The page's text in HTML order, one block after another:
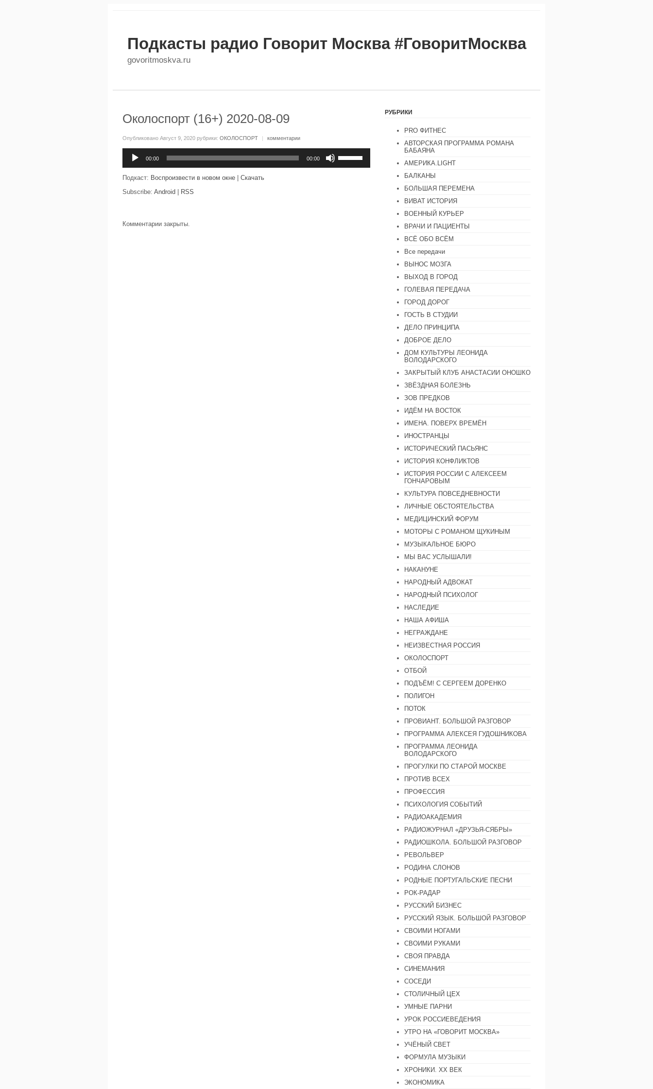
Подкасты радио Говорит Москва #ГоворитМосква
govoritmoskva.ru
Околоспорт (16+) 2020-08-09
Опубликовано Август 9, 2020 рубрики: ОКОЛОСПОРТ | комментарии
00:00 00:00
клавиши
Подкаст: Воспроизвести в новом окне
Скачать
Subscribe: Android RSS
Комментарии закрыты.
РУБРИКИ
PRO ФИТНЕС
АВТОРСКАЯ ПРОГРАММА РОМАНА
БАБАЯНА
АМЕРИКА.LIGHT
БАЛКАНЫ
БОЛЬШАЯ ПЕРЕМЕНА
ВИВАТ ИСТОРИЯ
ВОЕННЫЙ КУРЬЕР
ВРАЧИ И ПАЦИЕНТЫ
ВСЁ ОБО ВСЁМ
Все передачи
ВЫНОС МОЗГА
ВЫХОД В ГОРОД
ГОЛЕВАЯ ПЕРЕДАЧА
ГОРОД ДОРОГ
ГОСТЬ В СТУДИИ
ДЕЛО ПРИНЦИПА
ДОБРОЕ ДЕЛО
ДОМ КУЛЬТУРЫ ЛЕОНИДА
ВОЛОДАРСКОГО
ЗАКРЫТЫЙ КЛУБ АНАСТАСИИ ОНОШКО
ЗВЁЗДНАЯ БОЛЕЗНЬ
ЗОВ ПРЕДКОВ
ИДЁМ НА ВОСТОК
ИМЕНА. ПОВЕРХ ВРЕМЁН
ИНОСТРАНЦЫ
ИСТОРИЧЕСКИЙ ПАСЬЯНС
ИСТОРИЯ КОНФЛИКТОВ
ИСТОРИЯ РОССИИ С АЛЕКСЕЕМ
ГОНЧАРОВЫМ
КУЛЬТУРА ПОВСЕДНЕВНОСТИ
ЛИЧНЫЕ ОБСТОЯТЕЛЬСТВА
МЕДИЦИНСКИЙ ФОРУМ
МОТОРЫ С РОМАНОМ ЩУКИНЫМ
МУЗЫКАЛЬНОЕ БЮРО
МЫ ВАС УСЛЫШАЛИ!
НАКАНУНЕ
НАРОДНЫЙ АДВОКАТ
НАРОДНЫЙ ПСИХОЛОГ
НАСЛЕДИЕ
НАША АФИША
НЕГРАЖДАНЕ
НЕИЗВЕСТНАЯ РОССИЯ
ОКОЛОСПОРТ
ОТБОЙ
ПОДЪЁМ! С СЕРГЕЕМ ДОРЕНКО
ПОЛИГОН
ПОТОК
ПРОВИАНТ. БОЛЬШОЙ РАЗГОВОР
ПРОГРАММА АЛЕКСЕЯ ГУДОШНИКОВА
ПРОГРАММА ЛЕОНИДА
ВОЛОДАРСКОГО
ПРОГУЛКИ ПО СТАРОЙ МОСКВЕ
ПРОТИВ ВСЕХ
ПРОФЕССИЯ
ПСИХОЛОГИЯ СОБЫТИЙ
РАДИОАКАДЕМИЯ
РАДИОЖУРНАЛ «ДРУЗЬЯ-СЯБРЫ»
РАДИОШКОЛА. БОЛЬШОЙ РАЗГОВОР
РЕВОЛЬВЕР
РОДИНА СЛОНОВ
РОДНЫЕ ПОРТУГАЛЬСКИЕ ПЕСНИ
РОК-РАДАР
РУССКИЙ БИЗНЕС
РУССКИЙ ЯЗЫК. БОЛЬШОЙ РАЗГОВОР
СВОИМИ НОГАМИ
СВОИМИ РУКАМИ
СВОЯ ПРАВДА
СИНЕМАНИЯ
СОСЕДИ
СТОЛИЧНЫЙ ЦЕХ
УМНЫЕ ПАРНИ
УРОК РОССИЕВЕДЕНИЯ
УТРО НА «ГОВОРИТ МОСКВА»
УЧЁНЫЙ СВЕТ
ФОРМУЛА МУЗЫКИ
ХРОНИКИ. ХХ ВЕК
ЭКОНОМИКА